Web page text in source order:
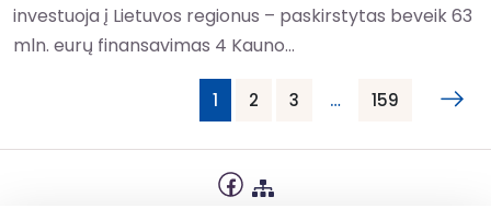
investuoja į Lietuvos regionus – paskirstytas beveik 63
mln. eurų finansavimas 4 Kauno...
1 2 3 … 159